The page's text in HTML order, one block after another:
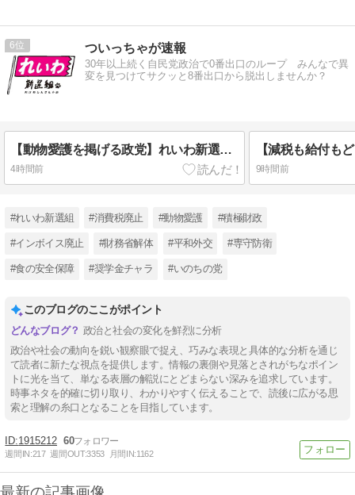
6 ついっちゃが速報
30年以上続く自民党政治で0番出口のループ みんなで異
変を見つけてサクッと8番出口から脱出しませんか？
【動物愛護を掲げる政党】れいわ新選組が「いのちの党」に党名変更
4時間前 9時間前
#れいわ新選組 #消費税廃止 #動物愛護 #積極財政
#インボイス廃止 #財務省解体 #平和外交 #専守防衛
#食の安全保障 #奨学金チャラ #いのちの党
このブログのここがポイント
政治と社会の変化を鮮烈に分析
政治や社会の動向を鋭い観察眼で捉え、巧みな表現と具体的な分析を通じ
て読者に新たな視点を提供します。情報の裏側や見落とされがちなポイン
トに光を当て、単なる表層の解説にとどまらない深みを追求しています。
時事ネタを的確に切り取り、わかりやすく伝えることで、読後に広がる思
索と理解の糸口となることを目指しています。
1915212 60
週間IN:217 週間OUT:3353 月間IN:1162